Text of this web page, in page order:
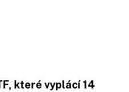
které vyplácí 14